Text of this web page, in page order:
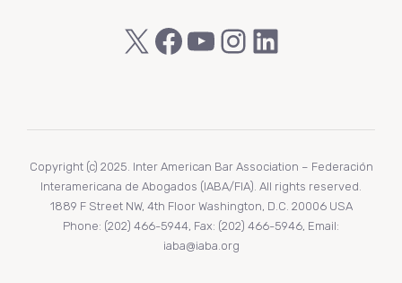
X Facebook
YouTube
Instagram
LinkedIn
Copyright (c) 2025. Inter American Bar Association – Federación
Interamericana de Abogados (IABA/FIA). All rights reserved.
1889 F Street NW, 4th Floor Washington, D.C. 20006 USA
Phone: (202) 466-5944, Fax: (202) 466-5946, Email:
iaba@iaba.org